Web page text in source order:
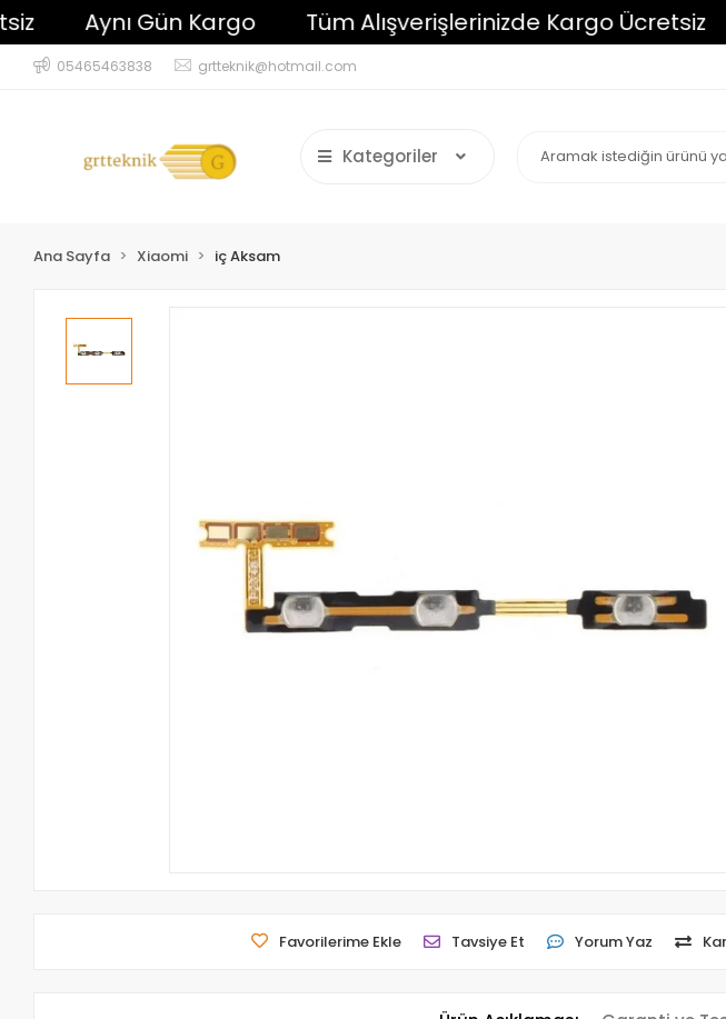
Aynı Gün Kargo Tüm Alışverişlerinizde Kargo Ücretsiz
05465463838 grtteknik@hotmail.com
Kategoriler
Ana Sayfa Xiaomi iç Aksam
Favorilerime Ekle Tavsiye Et Yorum Yaz